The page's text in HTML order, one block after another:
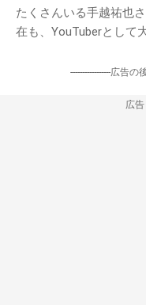
たくさんいる手越祐也
在も、YouTuberとして
-----------------広告
広